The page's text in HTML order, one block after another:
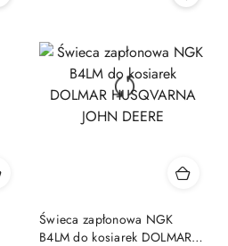
Świeca zapłonowa NGK
B4LM do kosiarek DOLMAR